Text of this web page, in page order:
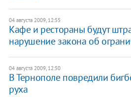
04 августа 2009, 12:55
Кафе и рестораны будут
нарушение закона об
04 августа 2009, 12:50
В Тернополе повредили
руха